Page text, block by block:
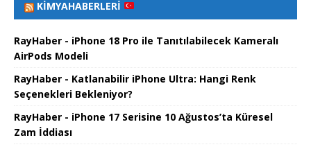
KIMYAHABERLERI
RayHaber - iPhone 18 Pro ile Tanıtılabilecek Kameralı
AirPods Modeli
RayHaber - Katlanabilir iPhone Ultra: Hangi Renk
Seçenekleri Bekleniyor?
RayHaber - iPhone 17 Serisine 10 Ağustos’ta Küresel
Zam İddiası